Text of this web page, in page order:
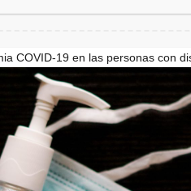
COVID-19 en las personas con